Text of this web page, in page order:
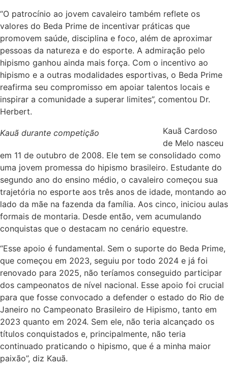
“O patrocínio ao jovem cavaleiro também reflete os
valores do Beda Prime de incentivar práticas que
promovem saúde, disciplina e foco, além de aproximar
pessoas da natureza e do esporte. A admiração pelo
hipismo ganhou ainda mais força. Com o incentivo ao
hipismo e a outras modalidades esportivas, o Beda Prime
reafirma seu compromisso em apoiar talentos locais e
inspirar a comunidade a superar limites”, comentou Dr.
Herbert.
Kauã durante competição
Kauã Cardoso
de Melo nasceu
em 11 de outubro de 2008. Ele tem se consolidado como
uma jovem promessa do hipismo brasileiro. Estudante do
segundo ano do ensino médio, o cavaleiro começou sua
trajetória no esporte aos três anos de idade, montando ao
lado da mãe na fazenda da família. Aos cinco, iniciou aulas
formais de montaria. Desde então, vem acumulando
conquistas que o destacam no cenário equestre.
“Esse apoio é fundamental. Sem o suporte do Beda Prime,
que começou em 2023, seguiu por todo 2024 e já foi
renovado para 2025, não teríamos conseguido participar
dos campeonatos de nível nacional. Esse apoio foi crucial
para que fosse convocado a defender o estado do Rio de
Janeiro no Campeonato Brasileiro de Hipismo, tanto em
2023 quanto em 2024. Sem ele, não teria alcançado os
títulos conquistados e, principalmente, não teria
continuado praticando o hipismo, que é a minha maior
paixão”, diz Kauã.